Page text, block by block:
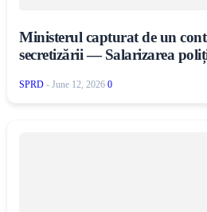
Ministerul capturat de un
secretizării — Salarizarea
SPRD - June 12, 2026 0